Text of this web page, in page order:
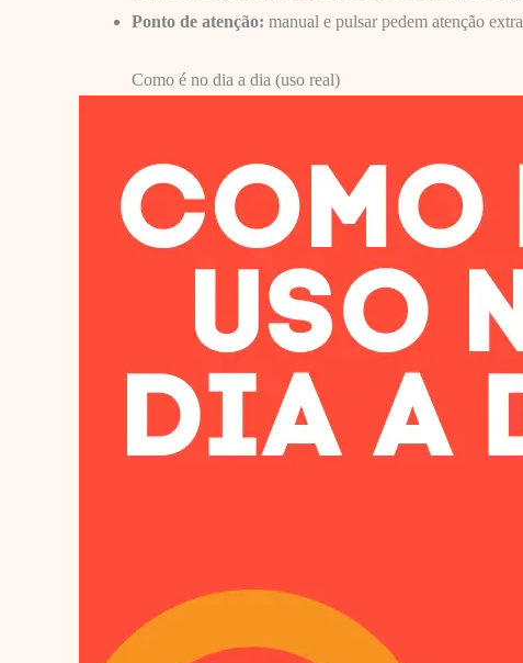
Ponto de atenção: manual e pulsar pedem atenção extra
Como é no dia a dia (uso real)